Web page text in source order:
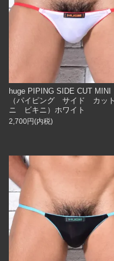
huge PIPING SIDE CUT MINI
（パイピング サイド カッ
ニ ビキニ）ホワイト
2,700円(内税)